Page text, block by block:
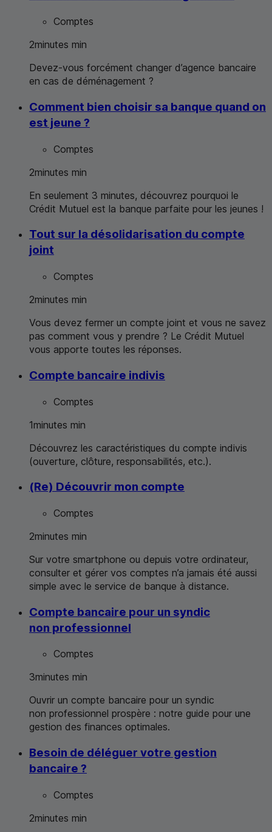
Comptes
2minutes min
Devez-vous forcément changer d’agence bancaire
en cas de déménagement ?
Comment bien choisir sa banque quand on
est jeune ?
Comptes
2minutes min
En seulement 3 minutes, découvrez pourquoi le
Crédit Mutuel est la banque parfaite pour les jeunes !
Tout sur la désolidarisation du compte
joint
Comptes
2minutes min
Vous devez fermer un compte joint et vous ne savez
pas comment vous y prendre ? Le Crédit Mutuel
vous apporte toutes les réponses.
Compte bancaire indivis
Comptes
1minutes min
Découvrez les caractéristiques du compte indivis
(ouverture, clôture, responsabilités, etc.).
(Re) Découvrir mon compte
Comptes
2minutes min
Sur votre smartphone ou depuis votre ordinateur,
consulter et gérer vos comptes n’a jamais été aussi
simple avec le service de banque à distance.
Compte bancaire pour un syndic
non professionnel
Comptes
3minutes min
Ouvrir un compte bancaire pour un syndic
non professionnel prospère : notre guide pour une
gestion des finances optimales.
Besoin de déléguer votre gestion
bancaire ?
Comptes
2minutes min